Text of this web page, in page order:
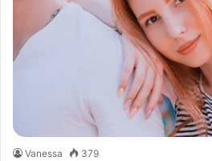
Vanessa 379